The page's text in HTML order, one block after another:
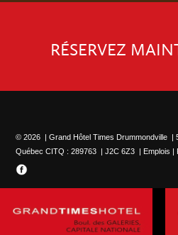
RÉSERVEZ
© 2026 | Grand Hôtel Times Drummondville |
Québec CITQ : 289763 | J2C 6Z3 |
Emplois |